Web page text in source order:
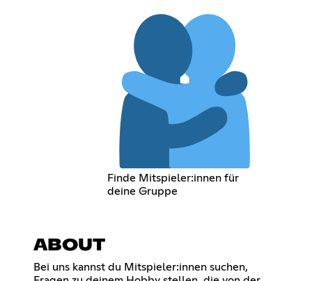
Finde Mitspieler:innen für
deine Gruppe
ABOUT
Bei uns kannst du Mitspieler:innen suchen,